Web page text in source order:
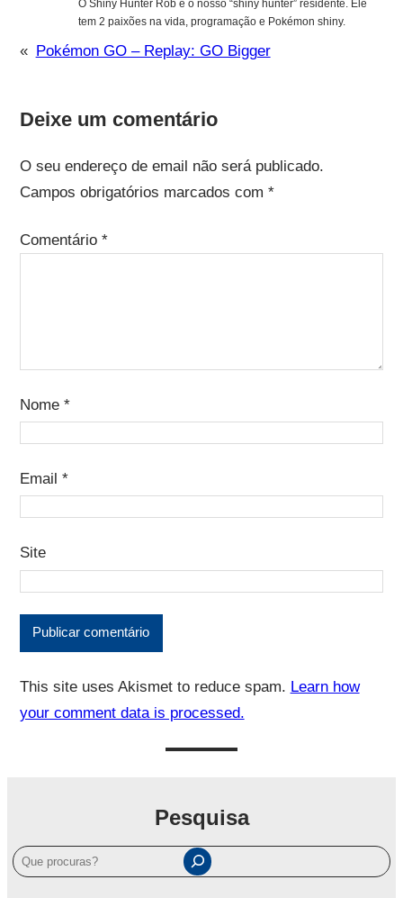
O Shiny Hunter Rob é o nosso “shiny hunter” residente. Ele
tem 2 paixões na vida, programação e Pokémon shiny.
« Pokémon GO – Replay: GO Bigger
Deixe um comentário
O seu endereço de email não será publicado.
Campos obrigatórios marcados com *
Comentário *
Nome *
Email *
Site
This site uses Akismet to reduce spam. Learn how
your comment data is processed.
Pesquisa
P
e